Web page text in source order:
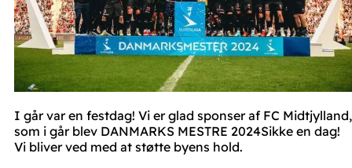
I går var en festdag! Vi er glad sponser af FC Midtjylland,
som i går blev DANMARKS MESTRE 2024Sikke en dag!
Vi bliver ved med at støtte byens hold.